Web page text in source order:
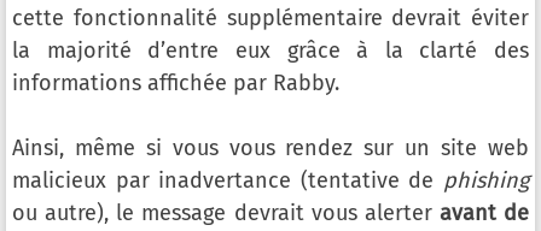
cette fonctionnalité supplémentaire devrait éviter
la majorité d’entre eux grâce à la clarté des
informations affichée par Rabby.
Ainsi, même si vous vous rendez sur un site web
malicieux par inadvertance (tentative de phishing
ou autre), le message devrait vous alerter avant de